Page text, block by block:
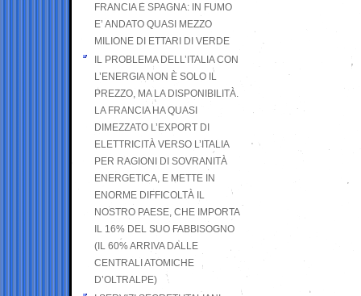
FRANCIA E SPAGNA: IN FUMO
E’ ANDATO QUASI MEZZO
MILIONE DI ETTARI DI VERDE
IL PROBLEMA DELL’ITALIA CON
L’ENERGIA NON È SOLO IL
PREZZO, MA LA DISPONIBILITÀ.
LA FRANCIA HA QUASI
DIMEZZATO L’EXPORT DI
ELETTRICITÀ VERSO L’ITALIA
PER RAGIONI DI SOVRANITÀ
ENERGETICA, E METTE IN
ENORME DIFFICOLTÀ IL
NOSTRO PAESE, CHE IMPORTA
IL 16% DEL SUO FABBISOGNO
(IL 60% ARRIVA DALLE
CENTRALI ATOMICHE
D’OLTRALPE)